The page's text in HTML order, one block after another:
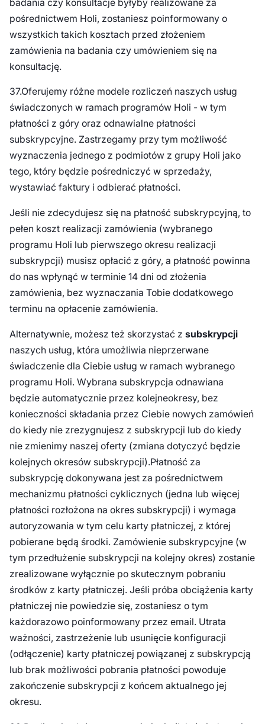
badania czy konsultacje byłyby realizowane za
pośrednictwem Holi, zostaniesz poinformowany o
wszystkich takich kosztach przed złożeniem
zamówienia na badania czy umówieniem się na
konsultację.
37.Oferujemy różne modele rozliczeń naszych usług
świadczonych w ramach programów Holi - w tym
płatności z góry oraz odnawialne płatności
subskrypcyjne. Zastrzegamy przy tym możliwość
wyznaczenia jednego z podmiotów z grupy Holi jako
tego, który będzie pośredniczyć w sprzedaży,
wystawiać faktury i odbierać płatności.
Jeśli nie zdecydujesz się na płatność subskrypcyjną, to
pełen koszt realizacji zamówienia (wybranego
programu Holi lub pierwszego okresu realizacji
subskrypcji) musisz opłacić z góry, a płatność powinna
do nas wpłynąć w terminie 14 dni od złożenia
zamówienia, bez wyznaczania Tobie dodatkowego
terminu na opłacenie zamówienia.
Alternatywnie, możesz też skorzystać z subskrypcji
naszych usług, która umożliwia nieprzerwane
świadczenie dla Ciebie usług w ramach wybranego
programu Holi. Wybrana subskrypcja odnawiana
będzie automatycznie przez kolejneokresy, bez
konieczności składania przez Ciebie nowych zamówień
do kiedy nie zrezygnujesz z subskrypcji lub do kiedy
nie zmienimy naszej oferty (zmiana dotyczyć będzie
kolejnych okresów subskrypcji).Płatność za
subskrypcję dokonywana jest za pośrednictwem
mechanizmu płatności cyklicznych (jedna lub więcej
płatności rozłożona na okres subskrypcji) i wymaga
autoryzowania w tym celu karty płatniczej, z której
pobierane będą środki. Zamówienie subskrypcyjne (w
tym przedłużenie subskrypcji na kolejny okres) zostanie
zrealizowane wyłącznie po skutecznym pobraniu
środków z karty płatniczej. Jeśli próba obciążenia karty
płatniczej nie powiedzie się, zostaniesz o tym
każdorazowo poinformowany przez email. Utrata
ważności, zastrzeżenie lub usunięcie konfiguracji
(odłączenie) karty płatniczej powiązanej z subskrypcją
lub brak możliwości pobrania płatności powoduje
zakończenie subskrypcji z końcem aktualnego jej
okresu.